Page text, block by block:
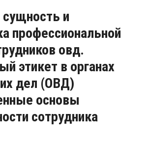
и
профессиональной
овд.
этикет в органах
дел (ОВД)
основы
сотрудника